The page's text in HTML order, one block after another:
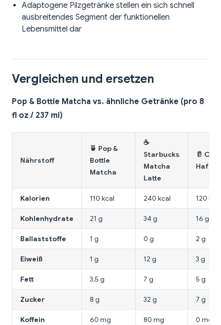
Adaptogene Pilzgetränke stellen ein sich schnell
ausbreitendes Segment der funktionellen
Lebensmittel dar
Vergleichen und ersetzen
Pop & Bottle Matcha vs. ähnliche Getränke (pro 8
fl oz / 237 ml)
Nährstoff
🍵 Pop &
Bottle
Matcha
☕
Starbucks
Matcha
Latte
🥛
Kalorien 110 kcal 240 kcal 120 kcal
Kohlenhydrate 21 g 34 g 16 g
Ballaststoffe 1 g 0 g 2 g
Eiweiß 1 g 12 g 3 g
Fett 3,5 g 7 g 5 g
Zucker 8 g 32 g 7 g
Koffein 60 mg 80 mg 0 mg